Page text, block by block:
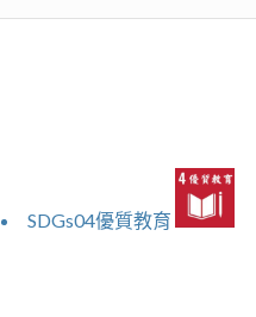
SDGs04優質教育